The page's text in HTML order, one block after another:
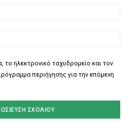
το ηλεκτρονικό ταχυδρομείο και τον
περιήγησης για την επόμενη